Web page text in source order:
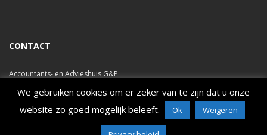
CONTACT
Accountants- en Advieshuis G&P
4421 EA Kapelle
tel. 0113 348 786
We gebruiken cookies om er zeker van te zijn dat u onze
website zo goed mogelijk beleeft.
Ok Weigeren